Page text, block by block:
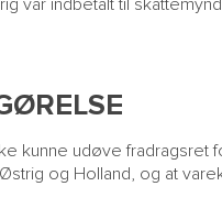
var indbetalt til
kunne udøve
og Holland, og at